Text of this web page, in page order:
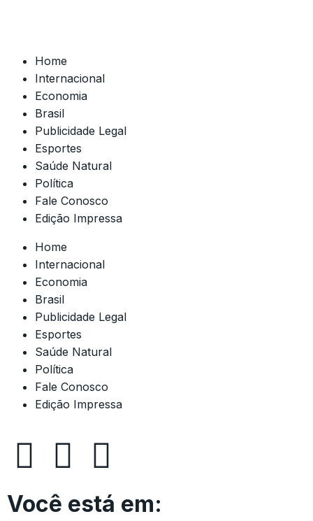
Home
Internacional
Economia
Brasil
Publicidade Legal
Esportes
Saúde Natural
Política
Fale Conosco
Edição Impressa
Home
Internacional
Economia
Brasil
Publicidade Legal
Esportes
Saúde Natural
Política
Fale Conosco
Edição Impressa
Você está em: